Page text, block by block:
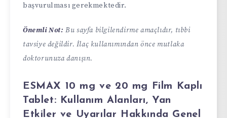
başvurulması gerekmektedir.
Önemli Not: Bu sayfa bilgilendirme amaçlıdır, tıbbi
tavsiye değildir. İlaç kullanımından önce mutlaka
doktorunuza danışın.
ESMAX 10 mg ve 20 mg Film Kaplı
Tablet: Kullanım Alanları, Yan
Etkiler ve Uyarılar Hakkında Genel